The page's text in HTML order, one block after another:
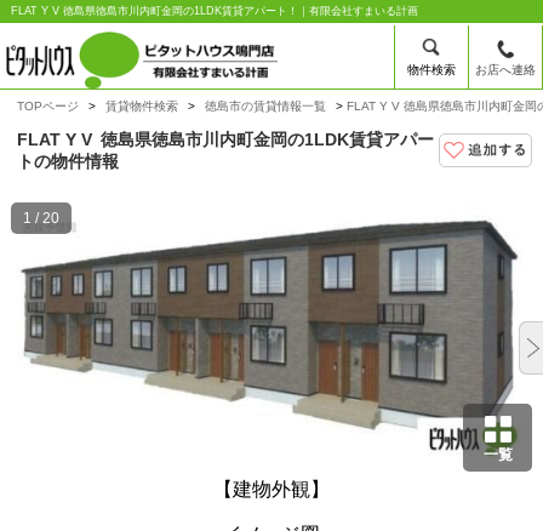
物件検索 お店へ連絡
FLAT Y V 徳島県徳島市川内町金岡の1LDK賃貸アパート！｜有限会社すまいる計画
TOPページ 賃貸物件検索 徳島市の賃貸情報一覧 FLAT Y V 徳島県徳島市川内町金岡
FLAT Y V 徳島県徳島市川内町金岡の1LDK賃貸アパー
トの物件情報
一覧
【建物外観】
1 / 20